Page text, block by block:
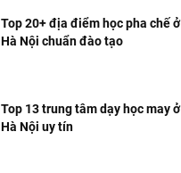
Top 20+ địa điểm học pha chế ở
Hà Nội chuẩn đào tạo
Top 13 trung tâm dạy học may ở
Hà Nội uy tín